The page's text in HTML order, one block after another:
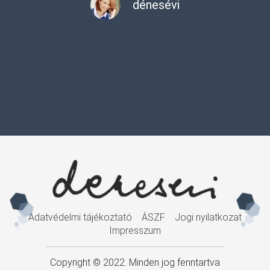
dénesévi
Adatvédelmi tájékoztató ÁSZF
Jogi nyilatkozat
Impresszum
Copyright © 2022. Minden jog fenntartva